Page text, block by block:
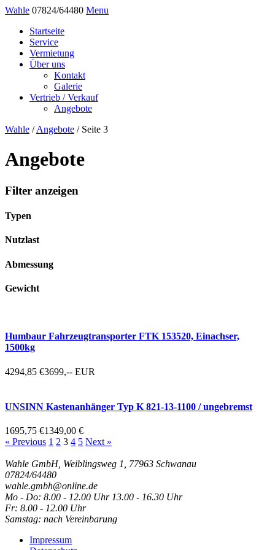
Wahle 07824/64480 Menu
Startseite
Service
Vermietung
Über uns
Kontakt
Galerie
Vertrieb / Verkauf
Angebote
Wahle /Angebote / Seite 3
Angebote
Filter anzeigen
Typen
Nutzlast
Abmessung
Gewicht
Humbaur Fahrzeugtransporter FTK 153520, Einachser,
1500kg
4294,85 €3699,-- EUR
UNSINN Kastenanhänger Typ K 821-13-1100 / ungebremst
1695,75 €1349,00 €
« Previous 1 2 3 4 5 Next »
Wahle GmbH, Weiblingsweg 1, 77963 Schwanau
07824/64480
wahle.gmbh@online.de
Mo - Do: 8.00 - 12.00 Uhr 13.00 - 16.30 Uhr
Fr: 8.00 - 12.00 Uhr
Samstag: nach Vereinbarung
Impressum